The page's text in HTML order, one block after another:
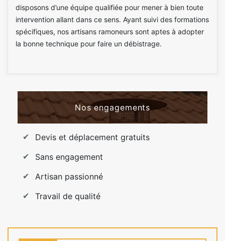
disposons d’une équipe qualifiée pour mener à bien toute
intervention allant dans ce sens. Ayant suivi des formations
spécifiques, nos artisans ramoneurs sont aptes à adopter
la bonne technique pour faire un débistrage.
Nos engagements
Devis et déplacement gratuits
Sans engagement
Artisan passionné
Travail de qualité